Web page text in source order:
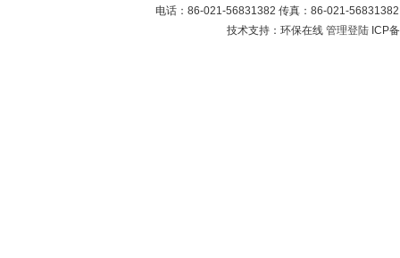
电话：86-021-56831382 传真：86-021-
技术支持：环保在线 管理登陆 ICP